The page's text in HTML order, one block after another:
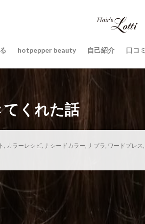
hotpepper beauty 自己紹介 口コミ
くれた話
, カラーレシピ, ナシードカラー, ナプラ, ワードプレス,